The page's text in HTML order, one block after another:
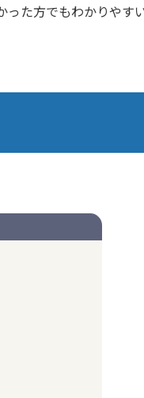
た方でもわかりや